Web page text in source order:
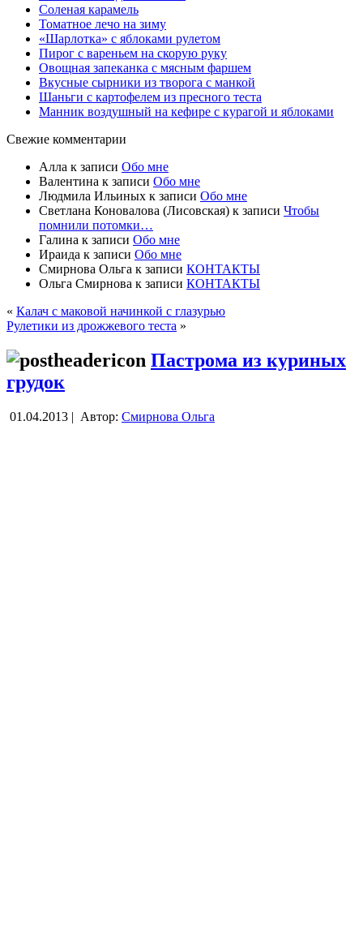
Соленая карамель
Томатное лечо на зиму
«Шарлотка» с яблоками рулетом
Пирог с вареньем на скорую руку
Овощная запеканка с мясным фаршем
Вкусные сырники из творога с манкой
Шаньги с картофелем из пресного теста
Манник воздушный на кефире с курагой и яблоками
Свежие комментарии
Алла к записи Обо мне
Валентина к записи Обо мне
Людмила Ильиных к записи Обо мне
Светлана Коновалова (Лисовская) к записи Чтобы
помнили потомки…
Галина к записи Обо мне
Ираида к записи Обо мне
Смирнова Ольга к записи КОНТАКТЫ
Ольга Смирнова к записи КОНТАКТЫ
« Калач с маковой начинкой с глазурью
Рулетики из дрожжевого теста »
Пастрома из куриных
грудок
01.04.2013 | Автор: Смирнова Ольга